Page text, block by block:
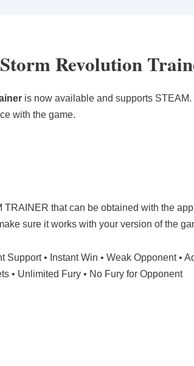
Revolution
is now available and supports STEAM.
with the game.
that can be obtained with the
sure it works with your version of the
• Instant Win • Weak Opponent •
• Unlimited Fury • No Fury for Opponent